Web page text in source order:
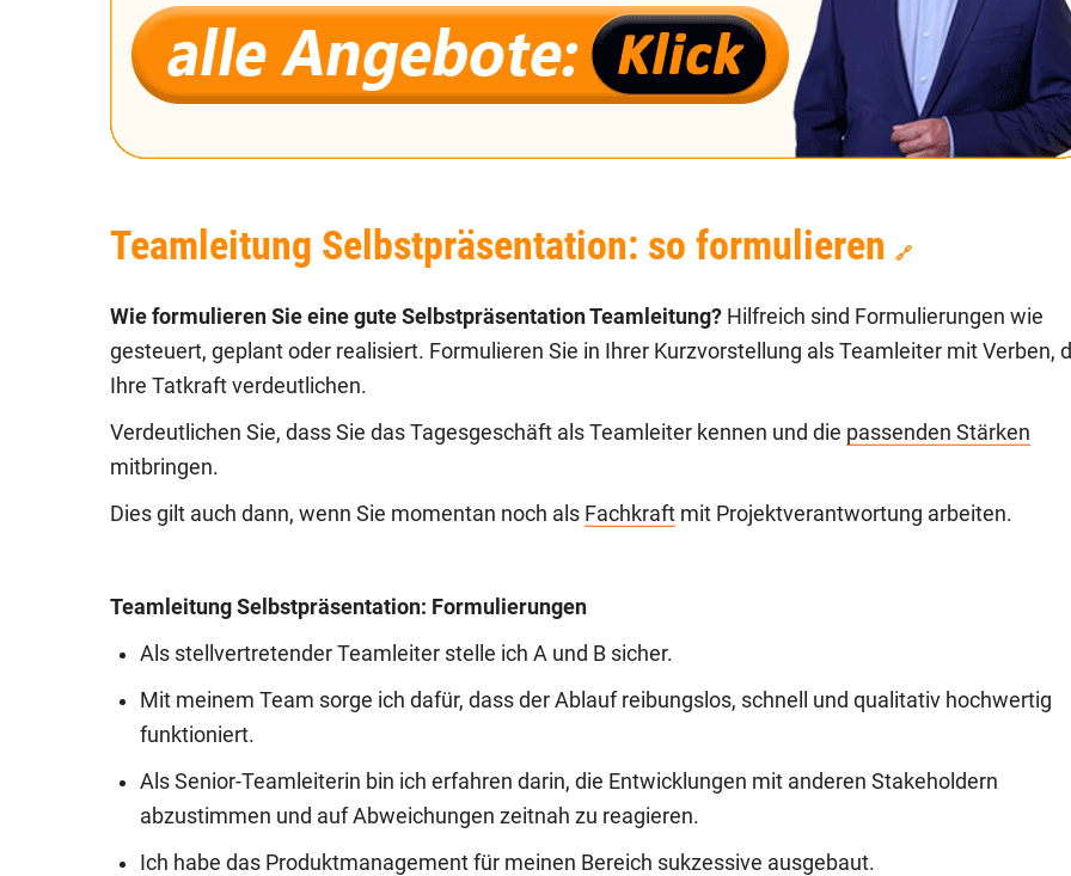
Teamleitung Selbstpräsentation: so formulieren 🔗
Wie formulieren Sie eine gute Selbstpräsentation Teamleitung? Hilfreich sind Formulierungen wie
gesteuert, geplant oder realisiert. Formulieren Sie in Ihrer Kurzvorstellung als Teamleiter mit Verben,
Ihre Tatkraft verdeutlichen.
Verdeutlichen Sie, dass Sie das Tagesgeschäft als Teamleiter kennen und die passenden Stärken
mitbringen.
Dies gilt auch dann, wenn Sie momentan noch als Fachkraft mit Projektverantwortung arbeiten.
Teamleitung Selbstpräsentation: Formulierungen
Als stellvertretender Teamleiter stelle ich A und B sicher.
Mit meinem Team sorge ich dafür, dass der Ablauf reibungslos, schnell und qualitativ hochwertig
funktioniert.
Als Senior-Teamleiterin bin ich erfahren darin, die Entwicklungen mit anderen Stakeholdern
abzustimmen und auf Abweichungen zeitnah zu reagieren.
Ich habe das Produktmanagement für meinen Bereich sukzessive ausgebaut.